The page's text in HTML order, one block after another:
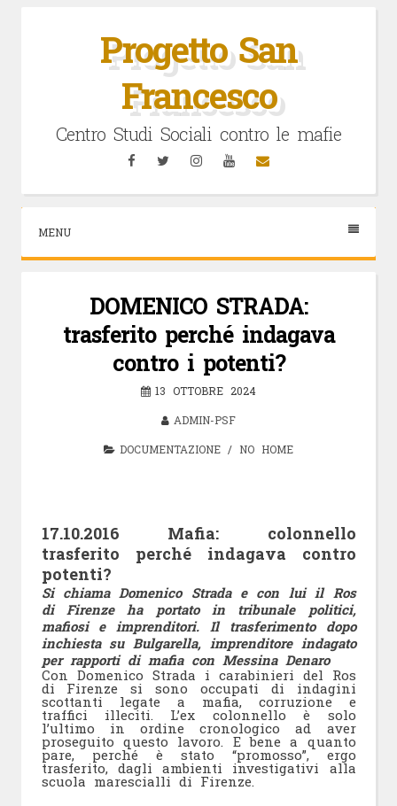
Progetto San
Francesco
Centro Studi Sociali contro le mafie
FacebookTwitterInstagramYouTubeEmail
MENU
DOMENICO STRADA:
trasferito perché indagava
contro i potenti?
13 OTTOBRE 2024
ADMIN-PSF
DOCUMENTAZIONE / NO HOME
17.10.2016 Mafia: colonnello
trasferito perché indagava contro
potenti?
Si chiama Domenico Strada e con lui il Ros
di Firenze ha portato in tribunale politici,
mafiosi e imprenditori. Il trasferimento dopo
inchiesta su Bulgarella, imprenditore indagato
per rapporti di mafia con Messina Denaro
Con Domenico Strada i carabinieri del Ros
di Firenze si sono occupati di indagini
scottanti legate a mafia, corruzione e
traffici illeciti. L’ex colonnello è solo
l’ultimo in ordine cronologico ad aver
proseguito questo lavoro. E bene a quanto
pare, perché è stato “promosso”, ergo
trasferito, dagli ambienti investigativi alla
scuola marescialli di Firenze.